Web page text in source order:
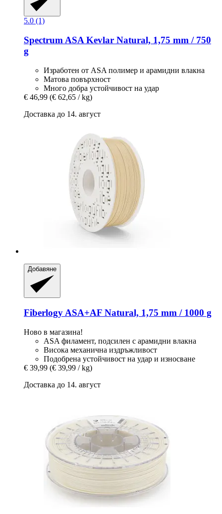
5.0 (1)
Spectrum ASA Kevlar Natural, 1,75 mm / 750
g
Изработен от ASA полимер и арамидни влакна
Матова повърхност
Много добра устойчивост на удар
€ 46,99 (€ 62,65 / kg)
Доставка до 14. август
Добавяне
Fiberlogy ASA+AF Natural, 1,75 mm / 1000 g
Ново в магазина!
ASA филамент, подсилен с арамидни влакна
Висока механична издръжливост
Подобрена устойчивост на удар и износване
€ 39,99 (€ 39,99 / kg)
Доставка до 14. август